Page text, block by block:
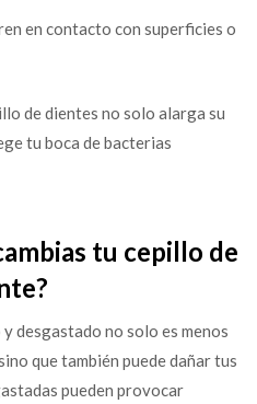
en contacto con superficies o
de dientes no solo alarga su
tu boca de bacterias
tu cepillo de
desgastado no solo es menos
que también puede dañar tus
pueden provocar